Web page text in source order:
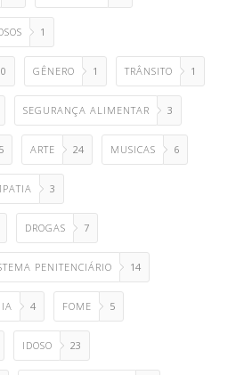
1
GÊNERO 1 TRÂNSITO 1
SEGURANÇA ALIMENTAR 3
5 ARTE 24 MUSICAS 6
3
DROGAS 7
PENITENCIÁRIO 14
4 FOME 5
IDOSO 23